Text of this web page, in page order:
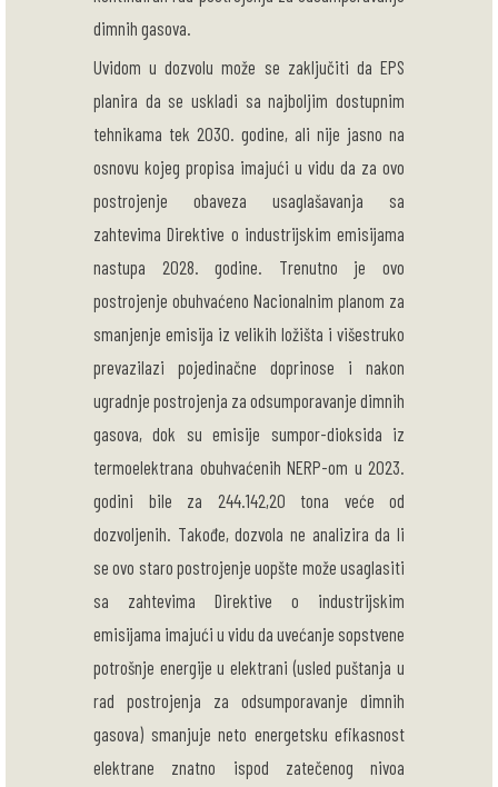
dimnih gasova.
Uvidom u dozvolu može se zaključiti da EPS
planira da se uskladi sa najboljim dostupnim
tehnikama tek 2030. godine, ali nije jasno na
osnovu kojeg propisa imajući u vidu da za ovo
postrojenje obaveza usaglašavanja sa
zahtevima Direktive o industrijskim emisijama
nastupa 2028. godine. Trenutno je ovo
postrojenje obuhvaćeno Nacionalnim planom za
smanjenje emisija iz velikih ložišta i višestruko
prevazilazi pojedinačne doprinose i nakon
ugradnje postrojenja za odsumporavanje dimnih
gasova, dok su emisije sumpor-dioksida iz
termoelektrana obuhvaćenih NERP-om u 2023.
godini bile za 244.142,20 tona veće od
dozvoljenih. Takođe, dozvola ne analizira da li
se ovo staro postrojenje uopšte može usaglasiti
sa zahtevima Direktive o industrijskim
emisijama imajući u vidu da uvećanje sopstvene
potrošnje energije u elektrani (usled puštanja u
rad postrojenja za odsumporavanje dimnih
gasova) smanjuje neto energetsku efikasnost
elektrane znatno ispod zatečenog nivoa